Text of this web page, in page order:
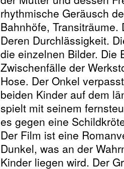
rhythmische Geräusch
Bahnhöfe,
Deren Durchlässigkeit.
die einzelnen Bilder. Die
Zwischenfälle der
Hose. Der Onkel
beiden Kinder auf dem
spielt mit seinem
es gegen eine
Der Film ist eine
Dunkel, was an der
Kinder liegen wird. Der